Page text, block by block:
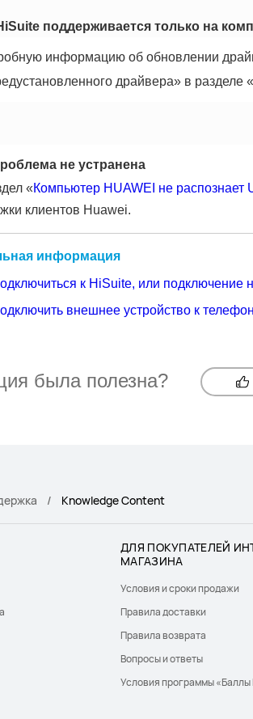
поддерживается только на
информацию об обновлении
драйвера» в разделе «
не устранена
«Компьютер HUAWEI не распознает
клиентов Huawei.
информация
к HiSuite, или подключение
внешнее устройство к
была полезна?
Knowledge Content
ДЛЯ ПОКУПАТЕЛЕЙ
МАГАЗИНА
Условия и сроки продажи
Правила доставки
Правила возврата
Вопросы и ответы
Условия программы «Баллы